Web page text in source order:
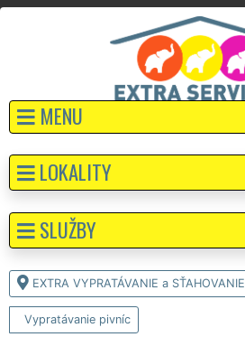
MENU
EXTRA VYPRATÁVANIE a SŤAHOVANIE
Vypratávanie pivníc
LOKALITY
SLUŽBY